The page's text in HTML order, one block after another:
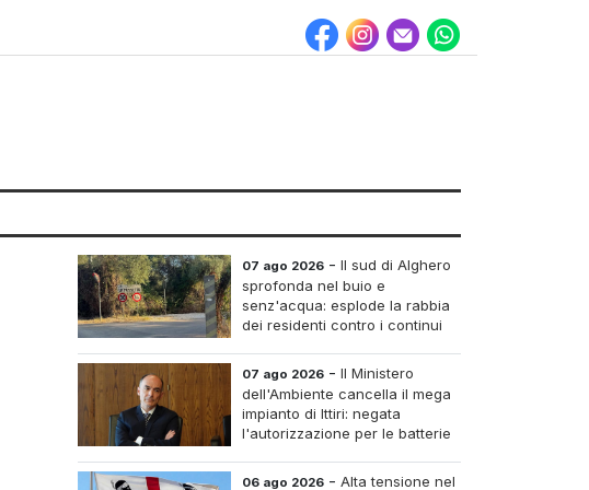
07 ago 2026 - Il sud di Alghero
sprofonda nel buio e
senz'acqua: esplode la rabbia
dei residenti contro i continui
07 ago 2026 - Il Ministero
dell'Ambiente cancella il mega
impianto di Ittiri: negata
l'autorizzazione per le batterie
06 ago 2026 - Alta tensione nel